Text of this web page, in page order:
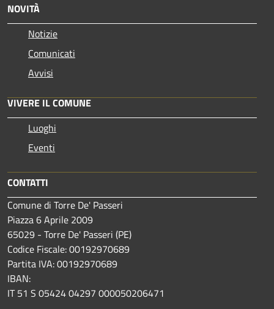
NOVITÀ
Notizie
Comunicati
Avvisi
VIVERE IL COMUNE
Luoghi
Eventi
CONTATTI
Comune di Torre De' Passeri
Piazza 6 Aprile 2009
65029 - Torre De' Passeri (PE)
Codice Fiscale: 00192970689
Partita IVA: 00192970689
IBAN:
IT 51 S 05424 04297 000050206471